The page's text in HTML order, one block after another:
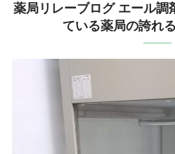
薬局リレーブログ エール調
ている薬局の誇れ